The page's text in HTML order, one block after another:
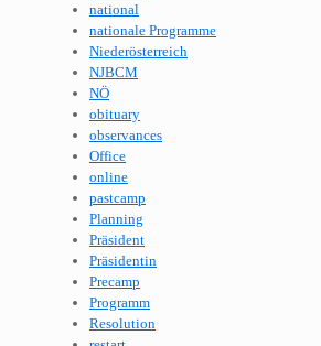
national
nationale Programme
Niederösterreich
NJBCM
NÖ
obituary
observances
Office
online
pastcamp
Planning
Präsident
Präsidentin
Precamp
Programm
Resolution